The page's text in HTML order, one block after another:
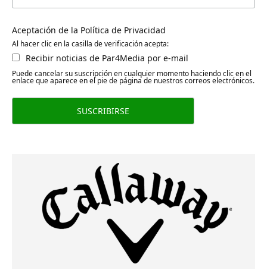
Aceptación de la Política de Privacidad
Al hacer clic en la casilla de verificación acepta:
Recibir noticias de Par4Media por e-mail
Puede cancelar su suscripción en cualquier momento haciendo clic en el
enlace que aparece en el pie de página de nuestros correos electrónicos.